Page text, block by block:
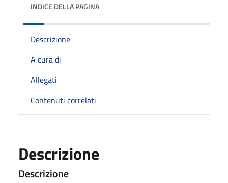
INDICE DELLA PAGINA
Descrizione
A cura di
Allegati
Contenuti correlati
Descrizione
Descrizione